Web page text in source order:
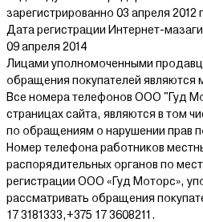
зарегистрированно 03 апреля 2012
Дата регистрации Интернет-
09 апреля 2014
Лицами уполномоченными
обращения покупателей
Все номера телефонов ООО "Гуд
страницах сайта, являются в том
по обращениям о нарушении прав
Номер телефона работников
распорядительных органов по
регистрации ООО «Гуд Моторс»,
рассматривать обращения
17 3181333,+375 17 3608211.